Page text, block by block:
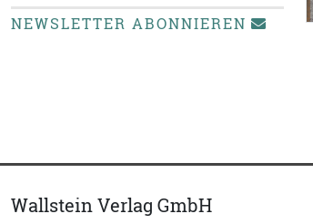
NEWSLETTER ABONNIEREN
Wallstein Verlag GmbH